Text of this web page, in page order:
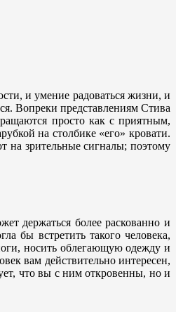
и умение радоваться жизни, и
Вопреки представлениям Стива
просто как с приятным,
на столбике «его» кровати.
на зрительные сигналы; поэтому
держаться более раскованно и
бы встретить такого человека,
носить облегающую одежду и
вам действительно интересен,
что вы с ним откровенны, но и